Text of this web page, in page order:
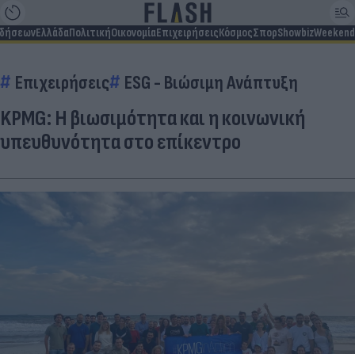
ΕλλάδαΠολιτικήΟικονομίαΕπιχειρήσειςΚόσμοςΣπορShowbizWeekend
Επιχειρήσεις ESG - Bιώσιμη Aνάπτυξη
KPMG: Η βιωσιμότητα και η κοινωνική
υπευθυνότητα στο επίκεντρο